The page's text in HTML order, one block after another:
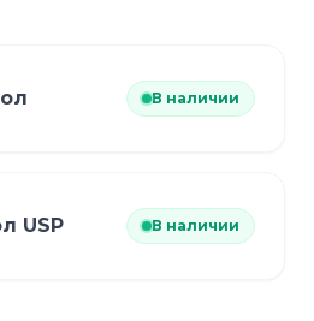
В наличии
USP В наличии